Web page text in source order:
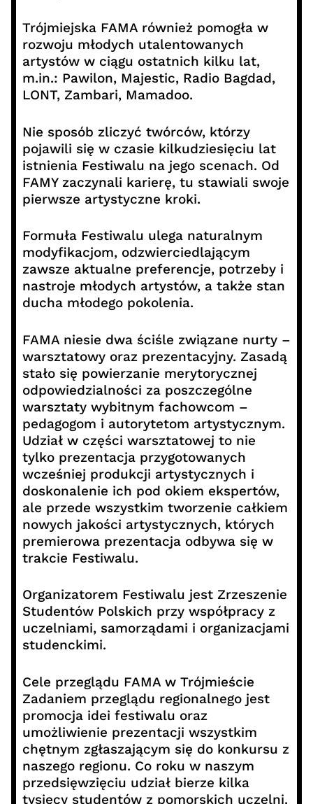
Trójmiejska FAMA również pomogła w
rozwoju młodych utalentowanych
artystów w ciągu ostatnich kilku lat,
m.in.: Pawilon, Majestic, Radio Bagdad,
LONT, Zambari, Mamadoo.
Nie sposób zliczyć twórców, którzy
pojawili się w czasie kilkudziesięciu lat
istnienia Festiwalu na jego scenach. Od
FAMY zaczynali karierę, tu stawiali swoje
pierwsze artystyczne kroki.
Formuła Festiwalu ulega naturalnym
modyfikacjom, odzwierciedlającym
zawsze aktualne preferencje, potrzeby i
nastroje młodych artystów, a także stan
ducha młodego pokolenia.
FAMA niesie dwa ściśle związane nurty –
warsztatowy oraz prezentacyjny. Zasadą
stało się powierzanie merytorycznej
odpowiedzialności za poszczególne
warsztaty wybitnym fachowcom –
pedagogom i autorytetom artystycznym.
Udział w części warsztatowej to nie
tylko prezentacja przygotowanych
wcześniej produkcji artystycznych i
doskonalenie ich pod okiem ekspertów,
ale przede wszystkim tworzenie całkiem
nowych jakości artystycznych, których
premierowa prezentacja odbywa się w
trakcie Festiwalu.
Organizatorem Festiwalu jest Zrzeszenie
Studentów Polskich przy współpracy z
uczelniami, samorządami i organizacjami
studenckimi.
Cele przeglądu FAMA w Trójmieście
Zadaniem przeglądu regionalnego jest
promocja idei festiwalu oraz
umożliwienie prezentacji wszystkim
chętnym zgłaszającym się do konkursu z
naszego regionu. Co roku w naszym
przedsięwzięciu udział bierze kilka
tysięcy studentów z pomorskich uczelni.